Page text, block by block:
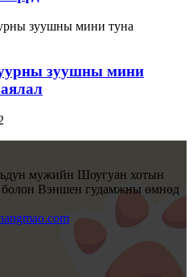
зуушны мини
мужийн Шоугуан хотын
Вэншен гудамжны өмнөд